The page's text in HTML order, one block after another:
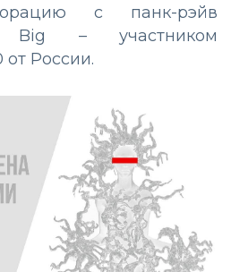
с панк-рэйв
Big ­– участником
России.